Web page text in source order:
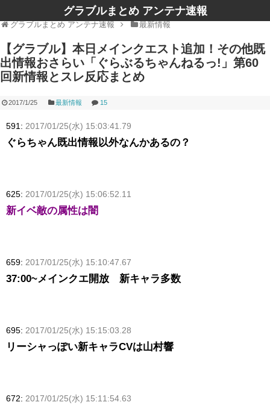
グラブルまとめ アンテナ速報
グラブルまとめ アンテナ速報 最新情報
【グラブル】本日メインクエスト追加！その他既
出情報おさらい「ぐらぶるちゃんねるっ!」第60
回新情報とスレ反応まとめ
2017/1/25 最新情報 15
591: 2017/01/25(水) 15:03:41.79
ぐらちゃん既出情報以外なんかあるの？
625: 2017/01/25(水) 15:06:52.11
新イベ敵の属性は闇
659: 2017/01/25(水) 15:10:47.67
37:00~メインクエ開放 新キャラ多数
695: 2017/01/25(水) 15:15:03.28
リーシャっぽい新キャラCVは山村響
672: 2017/01/25(水) 15:11:54.63